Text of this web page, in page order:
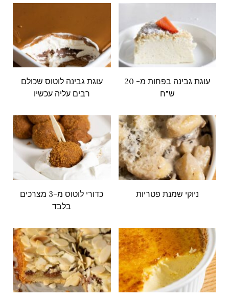
עוגת גבינה בפחות מ- 20
ש"ח
עוגת גבינה לוטוס שכולם
רבים עליה עכשיו
ניוקי שמנת פטריות
כדורי לוטוס מ-3 מצרכים
בלבד